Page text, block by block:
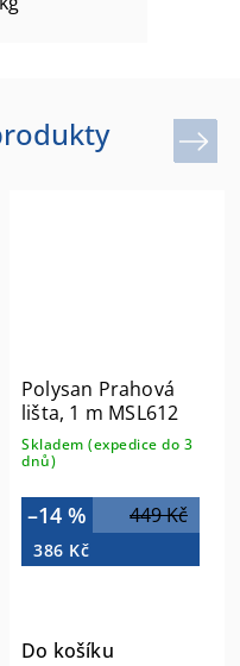
Polysan Prahová
lišta, 1 m MSL612
Skladem (expedice do 3
dnů)
449 Kč
–14 %
386 Kč
Do košíku
Next